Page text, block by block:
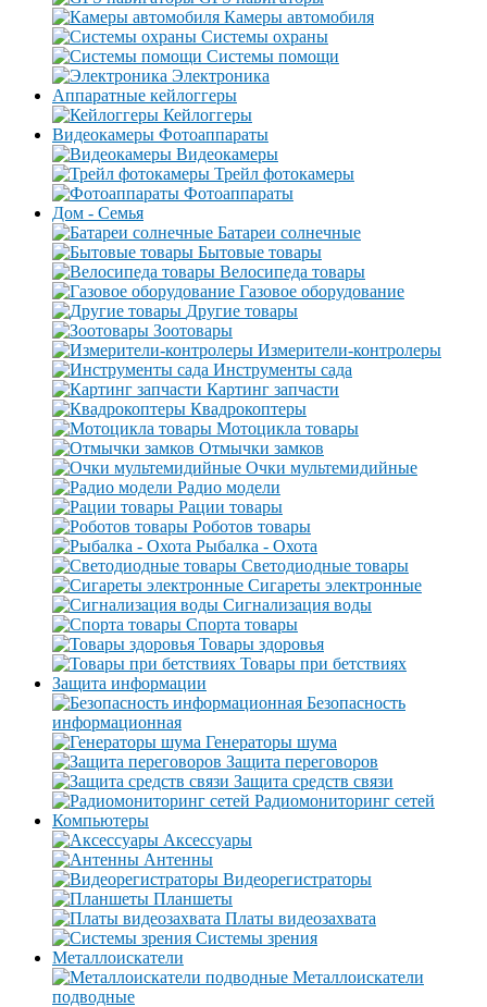
Камеры автомобиля
Системы охраны
Системы помощи
Электроника
Аппаратные кейлоггеры
Кейлоггеры
Видеокамеры Фотоаппараты
Видеокамеры
Трейл фотокамеры
Фотоаппараты
Дом - Семья
Батареи солнечные
Бытовые товары
Велосипеда товары
Газовое оборудование
Другие товары
Зоотовары
Измерители-контролеры
Инструменты сада
Картинг запчасти
Квадрокоптеры
Мотоцикла товары
Отмычки замков
Очки мультемидийные
Радио модели
Рации товары
Роботов товары
Рыбалка - Охота
Светодиодные товары
Сигареты электронные
Сигнализация воды
Спорта товары
Товары здоровья
Товары при бетствиях
Защита информации
Безопасность
информационная
Генераторы шума
Защита переговоров
Защита средств связи
Радиомониторинг сетей
Компьютеры
Аксессуары
Антенны
Видеорегистраторы
Планшеты
Платы видеозахвата
Системы зрения
Металлоискатели
Металлоискатели
подводные